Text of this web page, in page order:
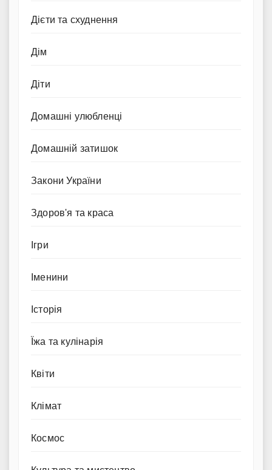
Дієти та схуднення
Дім
Діти
Домашні улюбленці
Домашній затишок
Закони України
Здоров'я та краса
Ігри
Іменини
Історія
Їжа та кулінарія
Квіти
Клімат
Космос